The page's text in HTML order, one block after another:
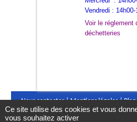
Vendredi : 14h00-
Voir le réglement
déchetteries
Nous contacter|Mentions légales|
©2016|Conception Citopia- Solution de
Ce site utilise des cookies et vous
vous souhaitez activer